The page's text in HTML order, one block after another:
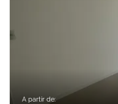
A partir de: